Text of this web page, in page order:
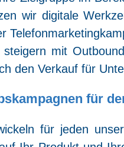
wir digi­ta­le
stei­gern mit
den Ver­kauf für
für
für jeden